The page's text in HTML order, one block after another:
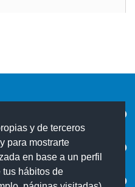
y de terceros
para mostrarte
en base a un perfil
tus hábitos de